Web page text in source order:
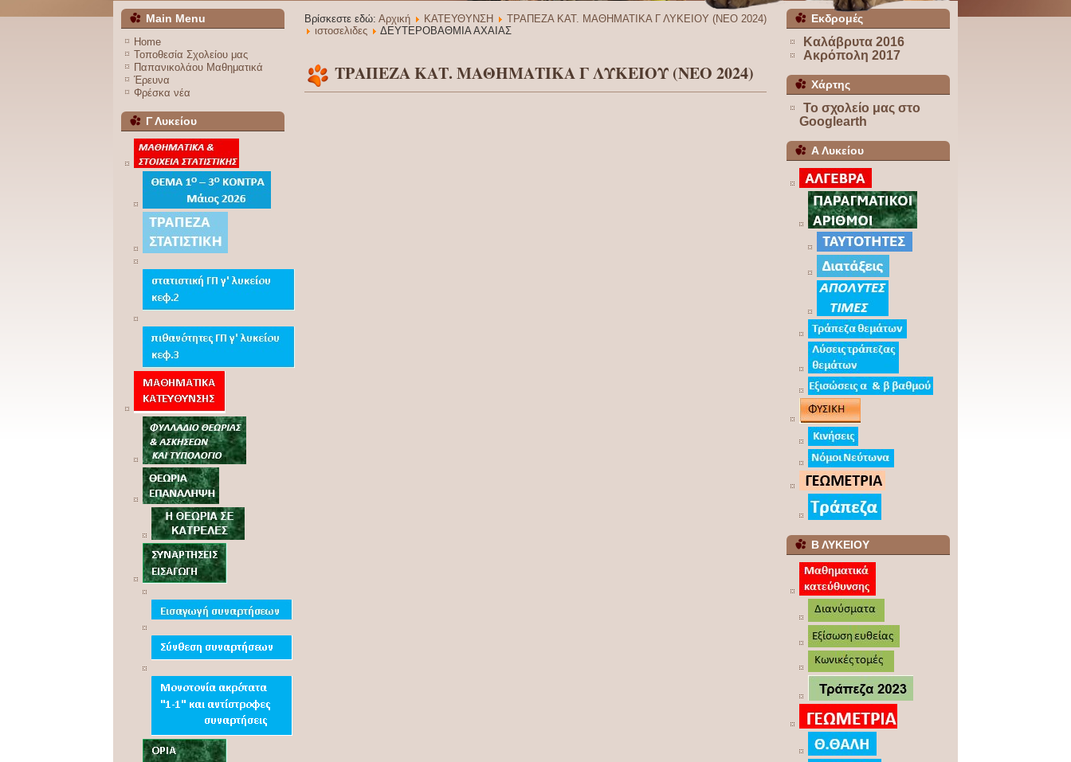
Main Menu
Home
Τοποθεσία Σχολείου μας
Παπανικολάου Μαθηματικά
Έρευνα
Φρέσκα νέα
Γ Λυκείου
Βρίσκεστε εδώ: Αρχική ΚΑΤΕΥΘΥΝΣΗ
ΤΡΑΠΕΖΑ ΚΑΤ. ΜΑΘΗΜΑΤΙΚΑ Γ ΛΥΚΕΙΟΥ (ΝΕΟ 2024)
ιστοσελιδες
ΔΕΥΤΕΡΟΒΑΘΜΙΑ ΑΧΑΙΑΣ
ΤΡΑΠΕΖΑ ΚΑΤ. ΜΑΘΗΜΑΤΙΚΑ Γ ΛΥΚΕΙΟΥ (ΝΕΟ 2024)
Εκδρομές
Καλάβρυτα 2016
Ακρόπολη 2017
Χάρτης
Το σχολείο μας στο
Googlearth
Α Λυκείου
Β ΛΥΚΕΙΟΥ